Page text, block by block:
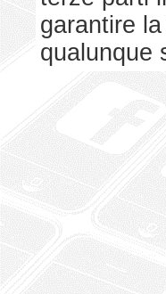
garantire
qualunque